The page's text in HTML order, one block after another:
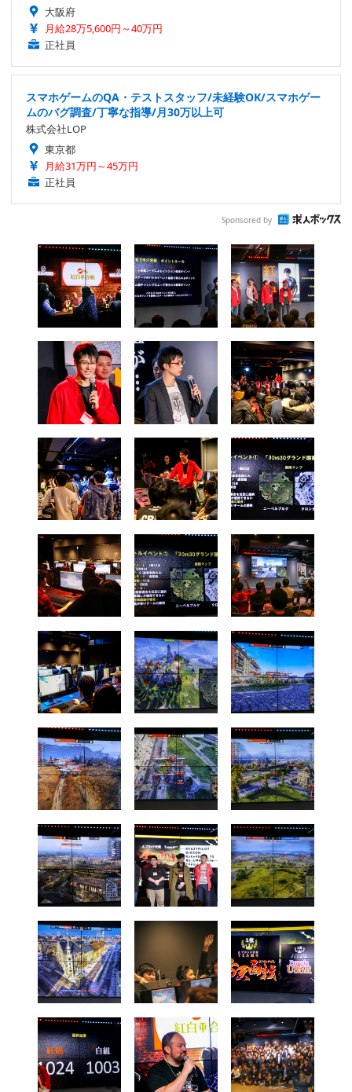
大阪府
月給28万5,600円～40万円
正社員
スマホゲームのQA・テストスタッフ/未経験OK/スマホゲー
ムのバグ調査/丁寧な指導/月30万以上可
株式会社LOP
東京都
月給31万円～45万円
正社員
Sponsored by